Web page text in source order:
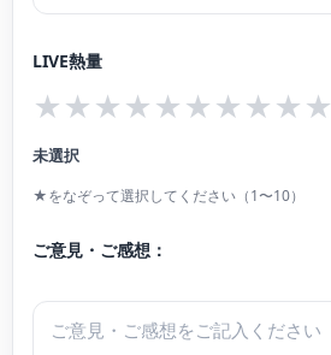
LIVE熱量
★★★★★★★★★★
未選択
★をなぞって選択してください（1〜10）
ご意見・ご感想：